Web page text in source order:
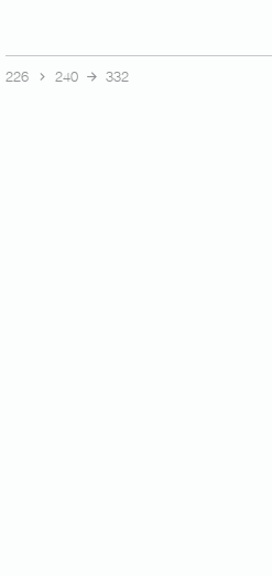
226 240 332